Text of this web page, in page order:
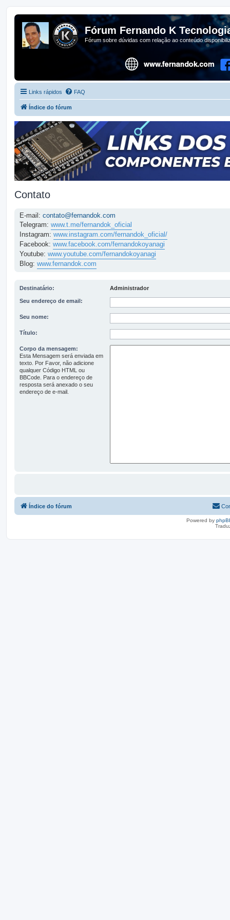
Fórum Fernando K
Fórum sobre dúvidas com relação ao conteúdo
Links rápidos FAQ
Índice do fórum
Contato
E-mail: contato@fernandok.com
Telegram: www.t.me/fernandok_oficial
Instagram: www.instagram.com/fernandok_oficial/
Facebook: www.facebook.com/fernandokoyanagi
Youtube: www.youtube.com/fernandokoyanagi
Blog: www.fernandok.com
Destinatário: Administrador
Seu endereço de email:
Seu nome:
Título:
Corpo da mensagem:
Esta Mensagem será enviada em
texto. Por Favor, não adicione
qualquer Código HTML ou
BBCode. Para o endereço de
resposta será anexado o seu
endereço de e-mail.
Índice do fórum
Powered by